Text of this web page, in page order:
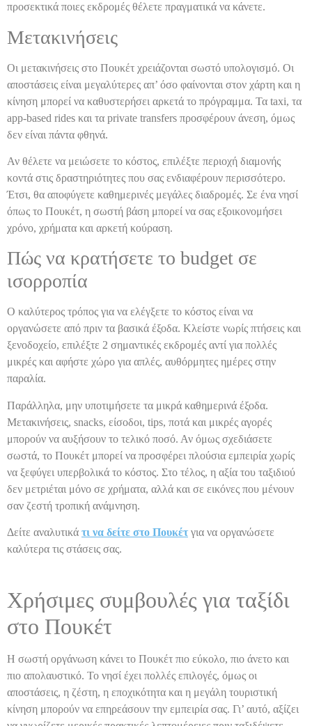
προσεκτικά ποιες εκδρομές θέλετε πραγματικά να κάνετε.
Μετακινήσεις
Οι μετακινήσεις στο Πουκέτ χρειάζονται σωστό υπολογισμό. Οι
αποστάσεις είναι μεγαλύτερες απ’ όσο φαίνονται στον χάρτη και η
κίνηση μπορεί να καθυστερήσει αρκετά το πρόγραμμα. Τα taxi, τα
app-based rides και τα private transfers προσφέρουν άνεση, όμως
δεν είναι πάντα φθηνά.
Αν θέλετε να μειώσετε το κόστος, επιλέξτε περιοχή διαμονής
κοντά στις δραστηριότητες που σας ενδιαφέρουν περισσότερο.
Έτσι, θα αποφύγετε καθημερινές μεγάλες διαδρομές. Σε ένα νησί
όπως το Πουκέτ, η σωστή βάση μπορεί να σας εξοικονομήσει
χρόνο, χρήματα και αρκετή κούραση.
Πώς να κρατήσετε το budget σε
ισορροπία
Ο καλύτερος τρόπος για να ελέγξετε το κόστος είναι να
οργανώσετε από πριν τα βασικά έξοδα. Κλείστε νωρίς πτήσεις και
ξενοδοχείο, επιλέξτε 2 σημαντικές εκδρομές αντί για πολλές
μικρές και αφήστε χώρο για απλές, αυθόρμητες ημέρες στην
παραλία.
Παράλληλα, μην υποτιμήσετε τα μικρά καθημερινά έξοδα.
Μετακινήσεις, snacks, είσοδοι, tips, ποτά και μικρές αγορές
μπορούν να αυξήσουν το τελικό ποσό. Αν όμως σχεδιάσετε
σωστά, το Πουκέτ μπορεί να προσφέρει πλούσια εμπειρία χωρίς
να ξεφύγει υπερβολικά το κόστος. Στο τέλος, η αξία του ταξιδιού
δεν μετριέται μόνο σε χρήματα, αλλά και σε εικόνες που μένουν
σαν ζεστή τροπική ανάμνηση.
Δείτε αναλυτικά τι να δείτε στο Πουκέτγια να οργανώσετε
καλύτερα τις στάσεις σας.
Χρήσιμες συμβουλές για ταξίδι
στο Πουκέτ
Η σωστή οργάνωση κάνει το Πουκέτ πιο εύκολο, πιο άνετο και
πιο απολαυστικό. Το νησί έχει πολλές επιλογές, όμως οι
αποστάσεις, η ζέστη, η εποχικότητα και η μεγάλη τουριστική
κίνηση μπορούν να επηρεάσουν την εμπειρία σας. Γι’ αυτό, αξίζει